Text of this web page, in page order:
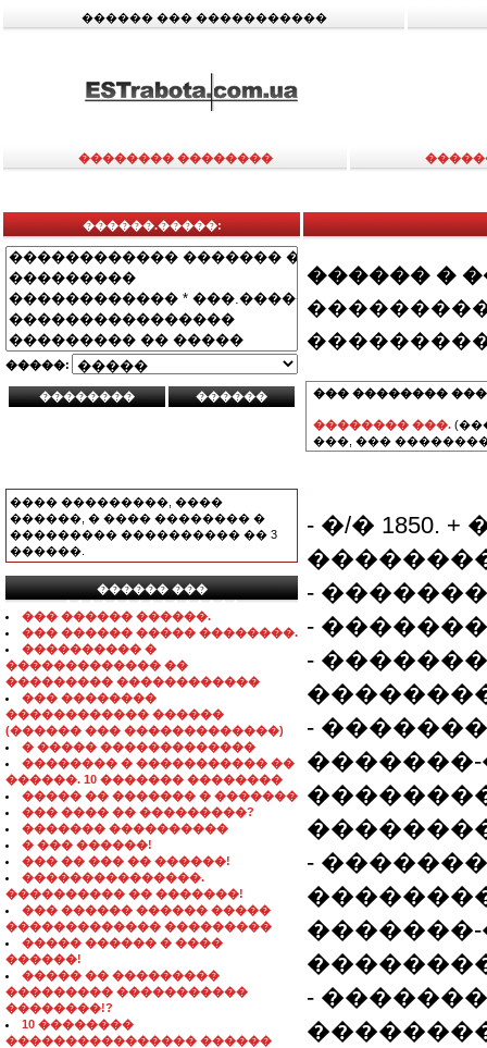
������ ��� �����������
�������� ��������
������.�����:
�����:
���� ���������, ����
������, � ���� �������� �
��������� ���������� �� 3
������.
������ ���
���������������
��� ������ ������.
��� ������ ����� ��������.
���������� �
������������� ��
��������� ������������
��� ��������
������������ ������
(������ ��� �������������)
� ����� �������������
�������� � ����������� ��
������. 10 ������� ��������
����� �� ������� � �������
��� ���� �� ���������?
������� ����������
� ��� ������!
��� �� ��� �� ������!
���������������.
���������� �� �������!
��� ������ ������ �����
������������� ���������
����� ������ � ����
������!
����� �� ���������
��������� �����������
��������!?
10 ��������
���������������� ������
������ �
��� ��������
�������� ���.
���, ���
- �/� 1850.
-
-
-
-
-
-